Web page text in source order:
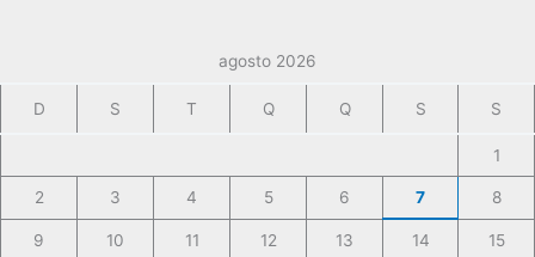
agosto 2026
D S T Q Q S S
1
2 3 4 5 6 7 8
9 10 11 12 13 14 15